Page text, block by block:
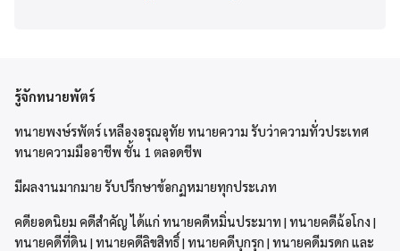
รู้จักทนายพัตร์
ทนายพงษ์รพัตร์ เหลืองอรุณอุทัย ทนายความ รับว่าความทั่วประเทศ
ทนายความมืออาชีพ ชั้น 1 ตลอดชีพ
มีผลงานมากมาย รับปรึกษาข้อกฏหมายทุกประเภท
คดียอดนิยม คดีสำคัญ ได้แก่ ทนายคดีหมิ่นประมาท | ทนายคดีฉ้อโกง |
ทนายคดีที่ดิน | ทนายคดีลิขสิทธิ์ | ทนายคดีบุกรุก | ทนายคดีมรดก และ